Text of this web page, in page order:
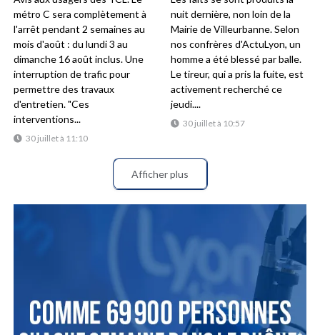
30 juillet à 11:10
métro C sera complètement à
l'arrêt pendant 2 semaines au
mois d'août : du lundi 3 au
dimanche 16 août inclus. Une
interruption de trafic pour
permettre des travaux
d'entretien. "Ces
interventions...
30 juillet à 10:57
nuit dernière, non loin de la
Mairie de Villeurbanne. Selon
nos confrères d'ActuLyon, un
homme a été blessé par balle.
Le tireur, qui a pris la fuite, est
activement recherché ce
jeudi....
Afficher plus